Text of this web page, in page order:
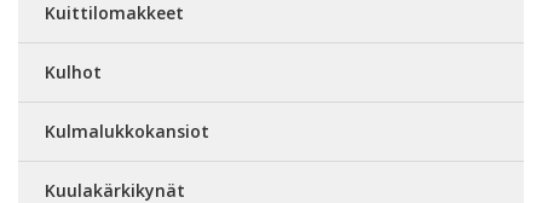
Kuittilomakkeet
Kulhot
Kulmalukkokansiot
Kuulakärkikynät